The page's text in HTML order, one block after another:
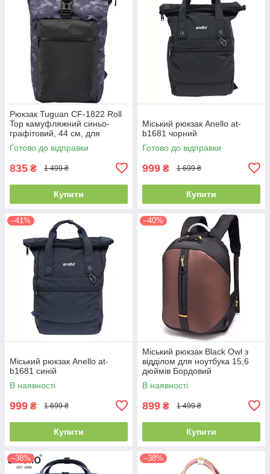
Рюкзак Tuguan CF-1822 Roll
Top камуфляжний синьо-
графітовий, 44 см, для
ноутбука
Готово до відправки
835 ₴ 1 499 ₴
Купити
Міський рюкзак Anello at-
b1681 чорний
Готово до відправки
999 ₴ 1 699 ₴
Купити
–41%
Міський рюкзак Anello at-
b1681 синій
В наявності
999 ₴ 1 699 ₴
Купити
–40%
Міський рюкзак Black Owl з
відділом для ноутбука 15,6
дюймів Бордовий
В наявності
899 ₴ 1 499 ₴
Купити
–38% –38%